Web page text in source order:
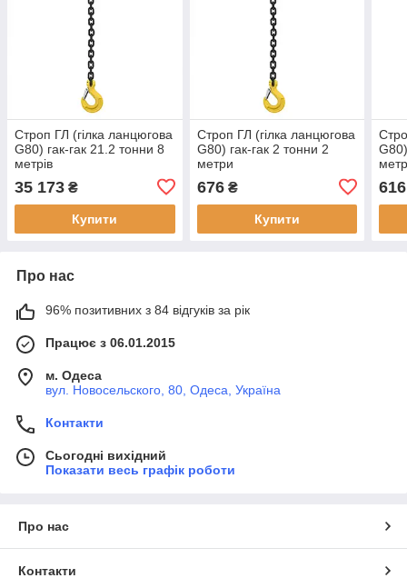
Строп ГЛ (гілка ланцюгова
G80) гак-гак 21.2 тонни 8
метрів
35 173 ₴
Купити
Строп ГЛ (гілка ланцюгова
G80) гак-гак 2 тонни 2
метри
676₴
Купити
616
Про нас
96% позитивних з 84 відгуків за рік
Працює з 06.01.2015
м. Одеса
вул. Новосельского, 80, Одеса, Україна
Контакти
Сьогодні вихідний
Показати весь графік роботи
Про нас
Контакти